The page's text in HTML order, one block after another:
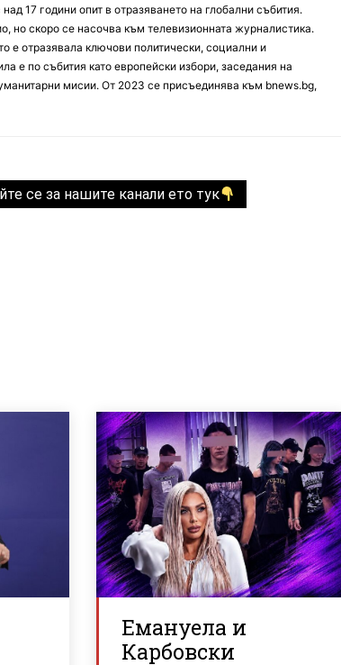
17 години опит в отразяването на глобални събития.
но скоро се насочва към телевизионната журналистика.
е отразявала ключови политически, социални и
е по събития като европейски избори, заседания на
мисии. От 2023 се присъединява към bnews.bg,
се за нашите канали ето тук
Емануела и
Карбовски